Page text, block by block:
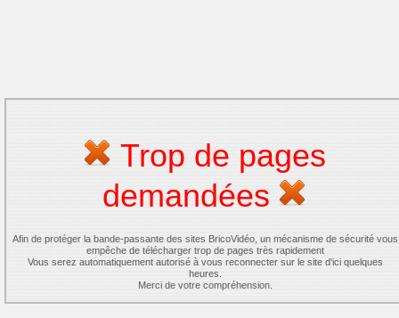
Trop de pages
demandées
Afin de protéger la bande-passante des sites BricoVidéo, un mécanisme de sécurité vous
empêche de télécharger trop de pages très rapidement
Vous serez automatiquement autorisé à vous reconnecter sur le site d'ici quelques
heures.
Merci de votre compréhension.